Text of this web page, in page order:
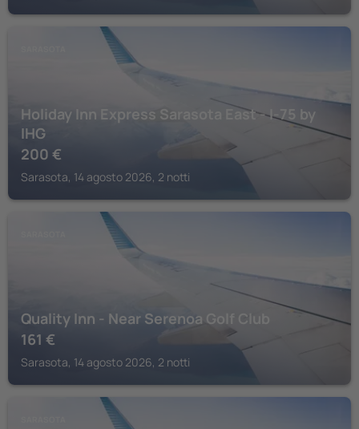
Holiday Inn Express Sarasota East - I-75 by
IHG
200 €
Sarasota, 14 agosto 2026, 2 notti
Quality Inn - Near Serenoa Golf Club
161 €
Sarasota, 14 agosto 2026, 2 notti